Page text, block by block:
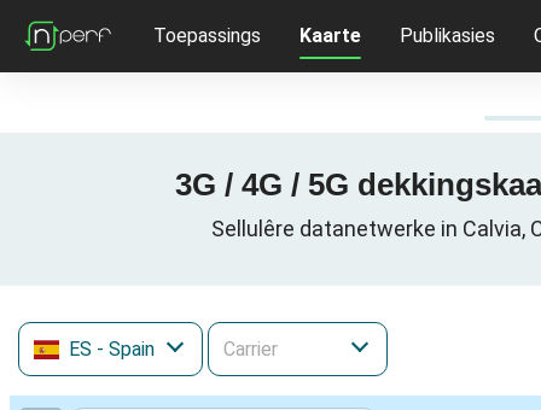
Toepassings Kaarte Publikasies
3G / 4G / 5G
Sellulêre datanetwerke in Calvia,
ES - Spain